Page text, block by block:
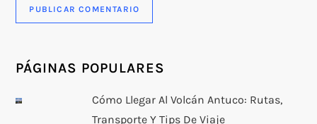
PÁGINAS POPULARES
Cómo Llegar Al Volcán Antuco: Rutas,
Transporte Y Tips De Viaje